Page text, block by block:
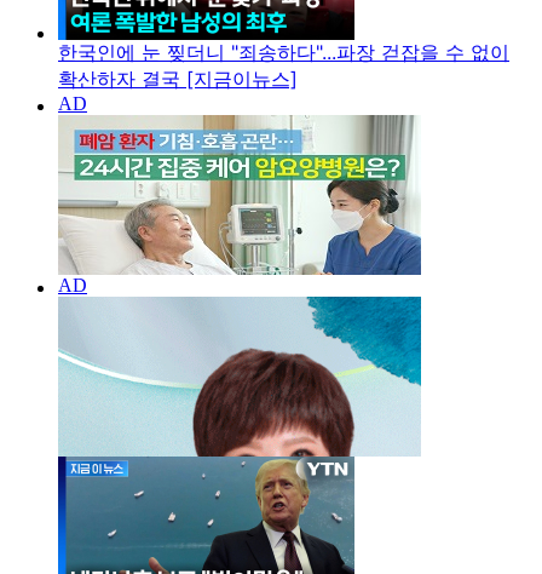
한국인에 눈 찢더니 "죄송하다"...파장 걷잡을 수 없이
확산하자 결국 [지금이뉴스]